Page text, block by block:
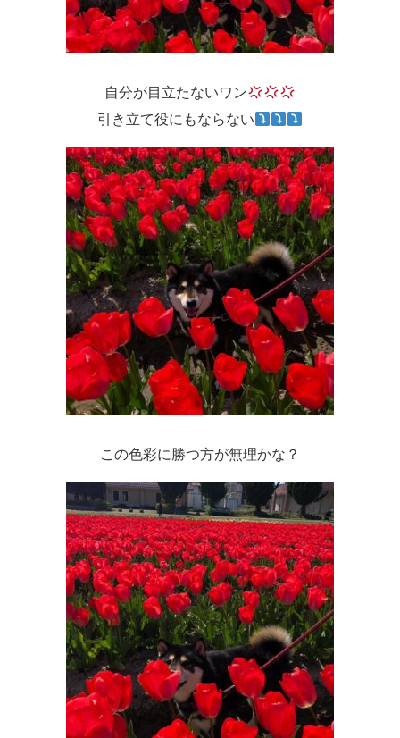
自分が目立たないワン
引き立て役にもならない
この色彩に勝つ方が無理かな？